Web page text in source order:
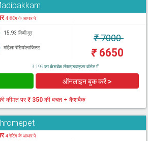
4 रेटिंग के आधार पे
15.93 किमी दूर
महिला रेडियोलाजिस्ट
₹7000
₹6650
₹ 199 का कैशबैक लैब्सएडवाइजर वॉलेट में
ऑनलाइन बुक करें >
कीमत पर₹ 350की बचत + कैशबैक
4 रेटिंग के आधार पे